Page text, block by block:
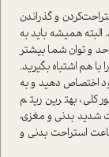
و زمان استراحت‌کردن و گذراندن
باید 8 ساعت باشد. البته همیشه باید به
حد و توان شما بیشتر
هم اشتباه بگیرید.
اختصاص دهید و به
کلی، بهترین ریتم
که 8 ساعت فعالیت شدید بدنی و مغزی،
بدنی و مغزی متوسط و 8 ساعت استراحت بدنی و